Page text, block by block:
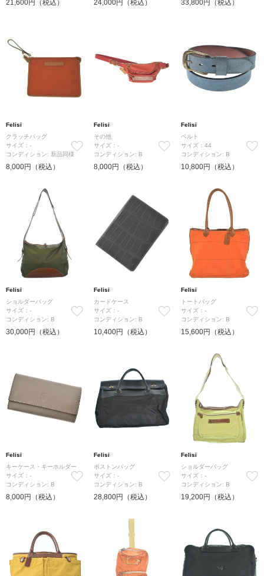
21,600円（税込） 24,000円（税込） 33,800円（税込）
Felisi
クラッチバッグ
サイズ：-
コンディション: 新品同様
8,000円（税込）
Felisi
その他
サイズ：-
コンディション: B
8,000円（税込）
Felisi
ベルト
サイズ：44
コンディション: B
10,800円（税込）
Felisi
ショルダーバッグ
サイズ：-
コンディション: B
30,000円（税込）
Felisi
カードケース
サイズ：-
コンディション: B
10,400円（税込）
Felisi
トートバッグ
サイズ：-
コンディション: B
15,600円（税込）
Felisi
キーケース・キーホルダー
サイズ：-
コンディション: B
8,000円（税込）
Felisi
ボストンバッグ
サイズ：-
コンディション: B
28,800円（税込）
Felisi
ショルダーバッグ
サイズ：-
コンディション: B
19,200円（税込）